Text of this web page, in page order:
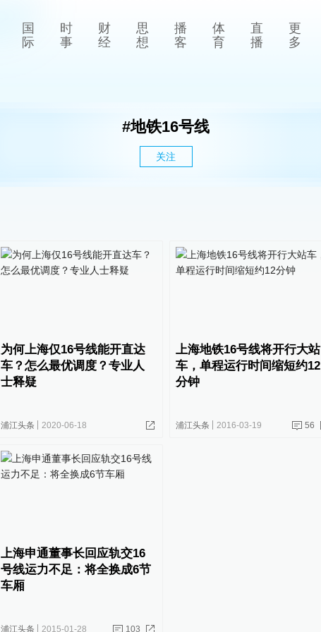
国
际
时
事
财
经
思
想
播
客
体
育
直
播
更
多
#地铁16号线
关注
为何上海仅16号线能开直达
车？怎么最优调度？专业人
士释疑
浦江头条 2020-06-18
上海地铁16号线将开行大站
车，单程运行时间缩短约12
分钟
浦江头条 2016-03-19 56
上海申通董事长回应轨交16
号线运力不足：将全换成6节
车厢
浦江头条 2015-01-28 103